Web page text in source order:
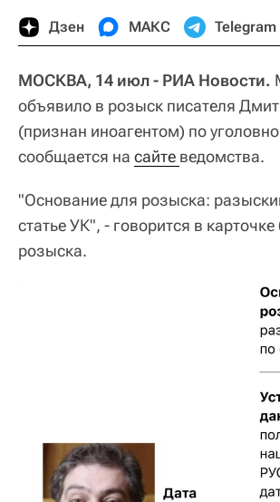
Дзен МАКС Telegram
МОСКВА, 14 июл - РИА Новости.
объявило в розыск писателя
(признан иноагентом) по
сообщается на сайте ведомства.
"Основание для розыска:
статье УК", - говорится в
розыска.